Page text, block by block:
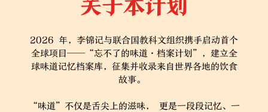
关于本计划
2026 年，李锦记与联合国教科文组织携手启动首个
全球项目——“忘不了的味道·档案计划”，建立全
球味道记忆档案库，征集并收录来自世界各地的饮食
故事。
“味道”不仅是舌尖上的滋味， 更是一段段记忆、一